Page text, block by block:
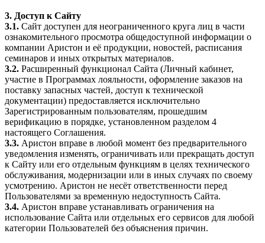
3. Доступ к Сайту
3.1. Сайт доступен для неограниченного круга лиц в части
ознакомительного просмотра общедоступной информации о
компании Аристон и её продукции, новостей, расписания
семинаров и иных открытых материалов.
3.2. Расширенный функционал Сайта (Личный кабинет,
участие в Программах лояльности, оформление заказов на
поставку запасных частей, доступ к технической
документации) предоставляется исключительно
Зарегистрированным пользователям, прошедшим
верификацию в порядке, установленном разделом 4
настоящего Соглашения.
3.3. Аристон вправе в любой момент без предварительного
уведомления изменять, ограничивать или прекращать доступ
к Сайту или его отдельным функциям в целях технического
обслуживания, модернизации или в иных случаях по своему
усмотрению. Аристон не несёт ответственности перед
Пользователями за временную недоступность Сайта.
3.4. Аристон вправе устанавливать ограничения на
использование Сайта или отдельных его сервисов для любой
категории Пользователей без объяснения причин.